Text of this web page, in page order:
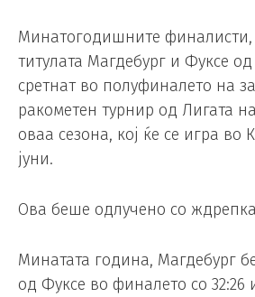
Минатогодишните финалисти,
титулата Магдебург и Фуксе
сретнат во полуфиналето на
ракометен турнир од Лигата
оваа сезона, кој ќе се игра во
јуни.
Ова беше одлучено со
Минатата година, Магдебург
од Фуксе во финалето со 32:26